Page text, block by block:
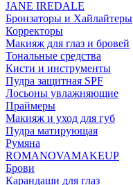
JANE IREDALE
Бронзаторы и Хайлайтеры
Корректоры
Макияж для глаз и бровей
Тональные средства
Кисти и инструменты
Пудра защитная SPF
Лосьоны увлажняющие
Праймеры
Макияж и уход для губ
Пудра матирующая
Румяна
ROMANOVAMAKEUP
Брови
Карандаши для глаз